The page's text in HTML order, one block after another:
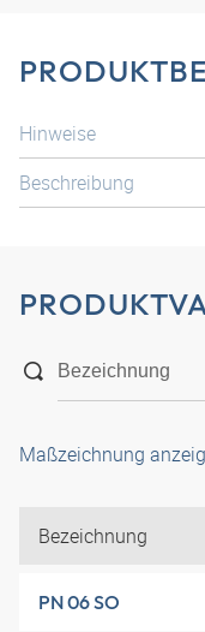
Hinweise
Beschreibung
Maßzeichnung
Bezeichnung
PN 06 SO